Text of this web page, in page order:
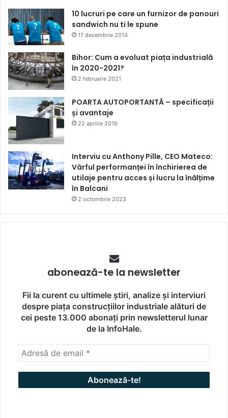
10 lucruri pe care un furnizor de panouri
sandwich nu ti le spune
17 decembrie 2014
Bihor: Cum a evoluat piața industrială
în 2020-2021?
2 februarie 2021
POARTA AUTOPORTANTĂ – specificații
și avantaje
22 aprilie 2019
Interviu cu Anthony Pille, CEO Mateco:
Vârful performanței în închirierea de
utilaje pentru acces și lucru la înălțime
în Balcani
2 octombrie 2023
abonează-te la newsletter
Fii la curent cu ultimele știri, analize și interviuri
despre piața construcțiilor industriale alături de
cei peste 13.000 abonați prin newsletterul lunar
de la InfoHale.